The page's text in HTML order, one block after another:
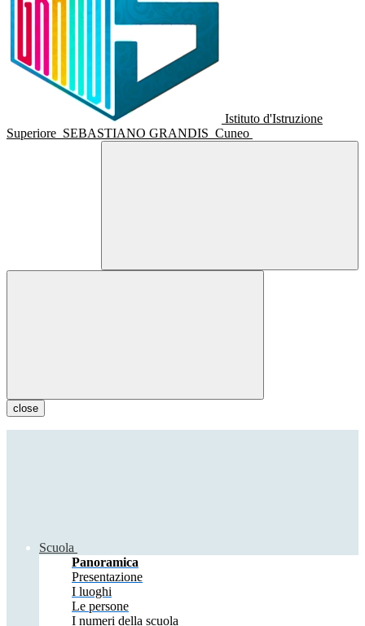
Istituto d'Istruzione
Superiore SEBASTIANO GRANDIS Cuneo
close
Scuola
Panoramica
Presentazione
I luoghi
Le persone
I numeri della scuola